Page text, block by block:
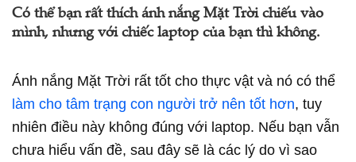
Có thể bạn rất thích ánh nắng Mặt Trời chiếu vào
mình, nhưng với chiếc laptop của bạn thì không.
Ánh nắng Mặt Trời rất tốt cho thực vật và nó có thể
làm cho tâm trạng con người trở nên tốt hơn, tuy
nhiên điều này không đúng với laptop. Nếu bạn vẫn
chưa hiểu vấn đề, sau đây sẽ là các lý do vì sao